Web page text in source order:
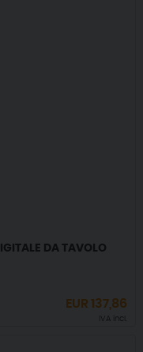
DA TAVOLO
EUR137,86
IVA incl.